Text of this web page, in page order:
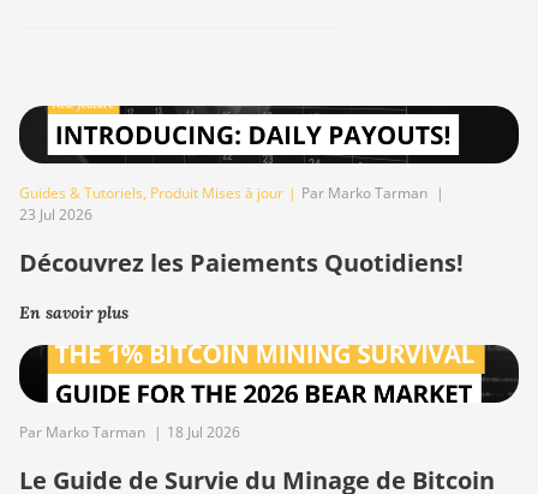
Guides & Tutoriels, Produit Mises à jour | Par Marko Tarman |
23 Jul 2026
Découvrez les Paiements Quotidiens!
En savoir plus
Par Marko Tarman | 18 Jul 2026
Le Guide de Survie du Minage de Bitcoin